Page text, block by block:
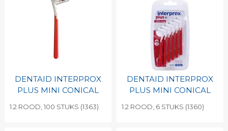
DENTAID INTERPROX
PLUS MINI CONICAL
1.2 ROOD, 100 STUKS (1363)
DENTAID INTERPROX
PLUS MINI CONICAL
1.2 ROOD, 6 STUKS (1360)